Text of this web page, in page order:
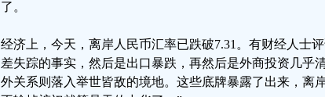
了。
经济上，今天，离岸人民币汇率已跌破7.31。有财经人士
差失踪的事实，然后是出口暴跌，再然后是外商投资几乎
外关系则落入举世皆敌的境地。这些底牌暴露了出来，离